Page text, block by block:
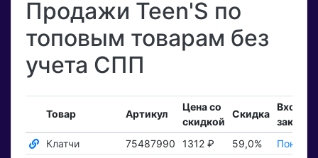
Продажи Teen'S по
топовым товарам без
учета СПП
Товар Артикул
Цена со
скидкой
Скидка
заказы
Клатчи
75487990 1312 ₽ 59,0%